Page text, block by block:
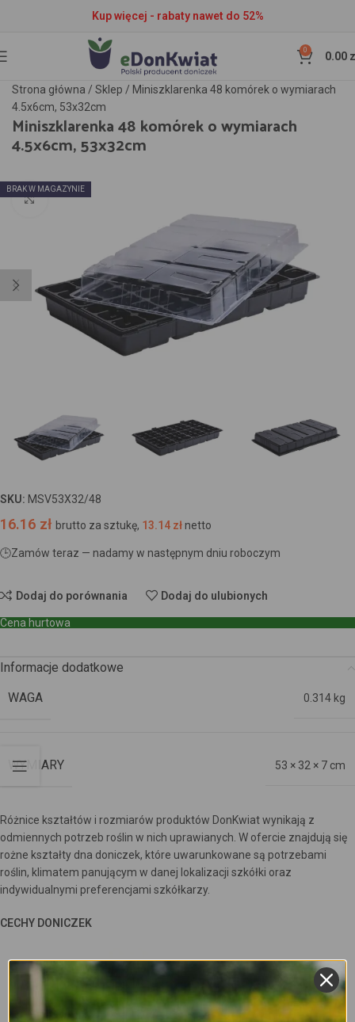
Kup więcej - rabaty nawet do 52%
0 0.00
Strona główna / Sklep / Miniszklarenka 48 komórek o wymiarach
4.5x6cm, 53x32cm
Miniszklarenka 48 komórek o wymiarach
4.5x6cm, 53x32cm
BRAK W MAGAZYNIE
Kliknij aby powiększyć
SKU: MSV53X32/48
16.16 zł brutto za sztukę, 13.14 zł netto
🕒Zamów teraz — nadamy w następnym dniu roboczym
Dodaj do porównania Dodaj do ulubionych
Cena hurtowa
Informacje dodatkowe
WAGA
0.314 kg
WYMIARY 53 × 32 × 7 cm
Różnice kształtów i rozmiarów produktów DonKwiat wynikają z
odmiennych potrzeb roślin w nich uprawianych. W ofercie znajdują się
rożne kształty dna doniczek, które uwarunkowane są potrzebami
roślin, klimatem panującym w danej lokalizacji szkółki oraz
indywidualnymi preferencjami szkółkarzy.
CECHY DONICZEK